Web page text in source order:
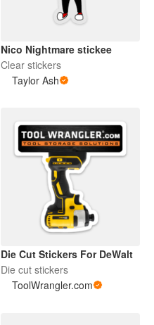
Nico Nightmare stickee
Clear stickers
Taylor Ash
Die Cut Stickers For DeWalt
Die cut stickers
ToolWrangler.com